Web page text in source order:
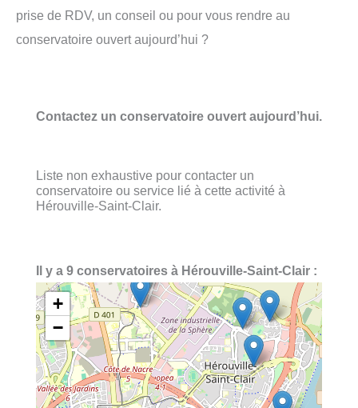
prise de RDV, un conseil ou pour vous rendre au
conservatoire ouvert aujourd’hui ?
Contactez un conservatoire ouvert aujourd’hui.
Liste non exhaustive pour contacter un
conservatoire ou service lié à cette activité à
Hérouville-Saint-Clair.
Il y a 9 conservatoires à Hérouville-Saint-Clair :
+
−